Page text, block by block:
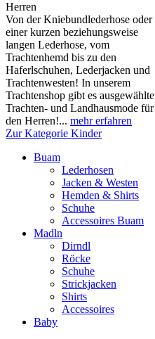
Herren
Von der Kniebundlederhose oder
einer kurzen beziehungsweise
langen Lederhose, vom
Trachtenhemd bis zu den
Haferlschuhen, Lederjacken und
Trachtenwesten! In unserem
Trachtenshop gibt es ausgewählte
Trachten- und Landhausmode für
den Herren!... mehr erfahren
Zur Kategorie Kinder
Buam
Lederhosen
Jacken & Westen
Hemden & Shirts
Schuhe
Accessoires Buam
Madln
Dirndl
Röcke
Schuhe
Strickjacken
Shirts
Accessoires
Baby